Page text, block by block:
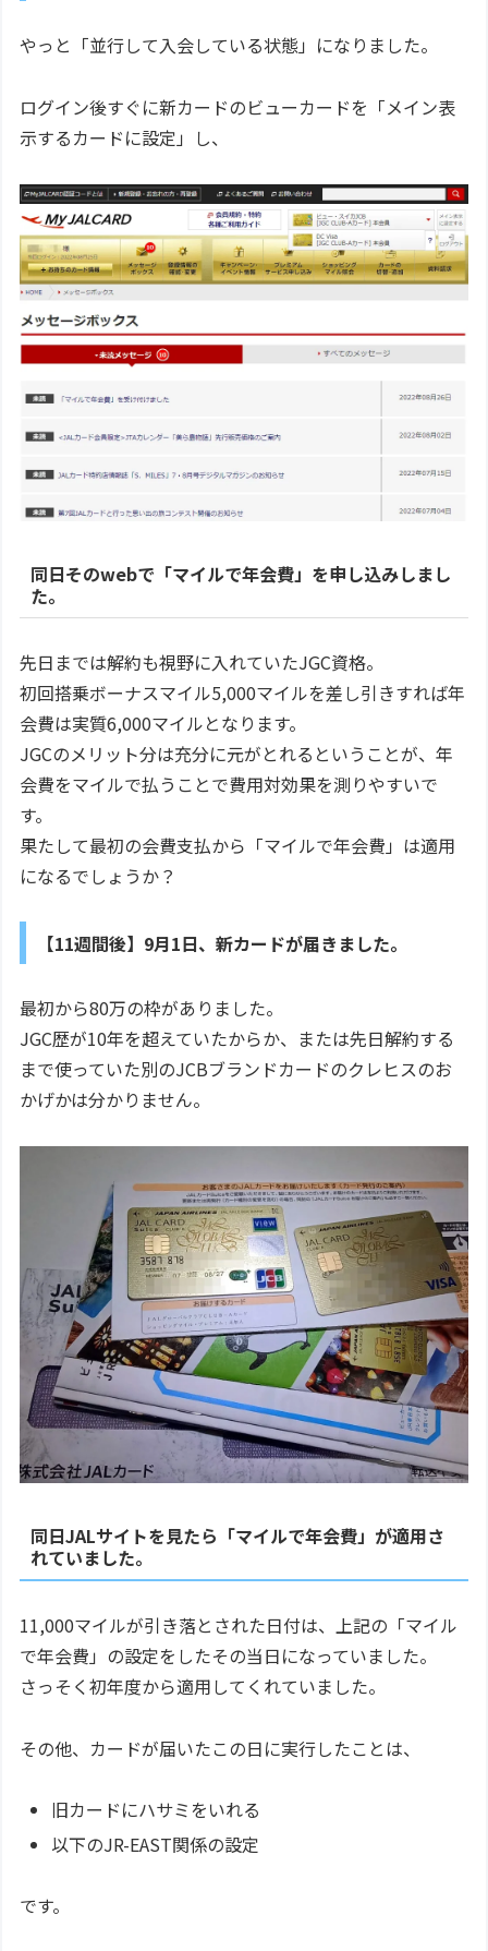
やっと「並行して入会している状態」になりました。
ログイン後すぐに新カードのビューカードを「メイン表
示するカードに設定」し、
同日そのwebで「マイルで年会費」を申し込みしまし
た。
先日までは解約も視野に入れていたJGC資格。
初回搭乗ボーナスマイル5,000マイルを差し引きすれば年
会費は実質6,000マイルとなります。
JGCのメリット分は充分に元がとれるということが、年
会費をマイルで払うことで費用対効果を測りやすいで
す。
果たして最初の会費支払から「マイルで年会費」は適用
になるでしょうか？
【11週間後】9月1日、新カードが届きました。
最初から80万の枠がありました。
JGC歴が10年を超えていたからか、または先日解約する
まで使っていた別のJCBブランドカードのクレヒスのお
かげかは分かりません。
同日JALサイトを見たら「マイルで年会費」が適用さ
れていました。
11,000マイルが引き落とされた日付は、上記の「マイル
で年会費」の設定をしたその当日になっていました。
さっそく初年度から適用してくれていました。
その他、カードが届いたこの日に実行したことは、
旧カードにハサミをいれる
以下のJR-EAST関係の設定
です。